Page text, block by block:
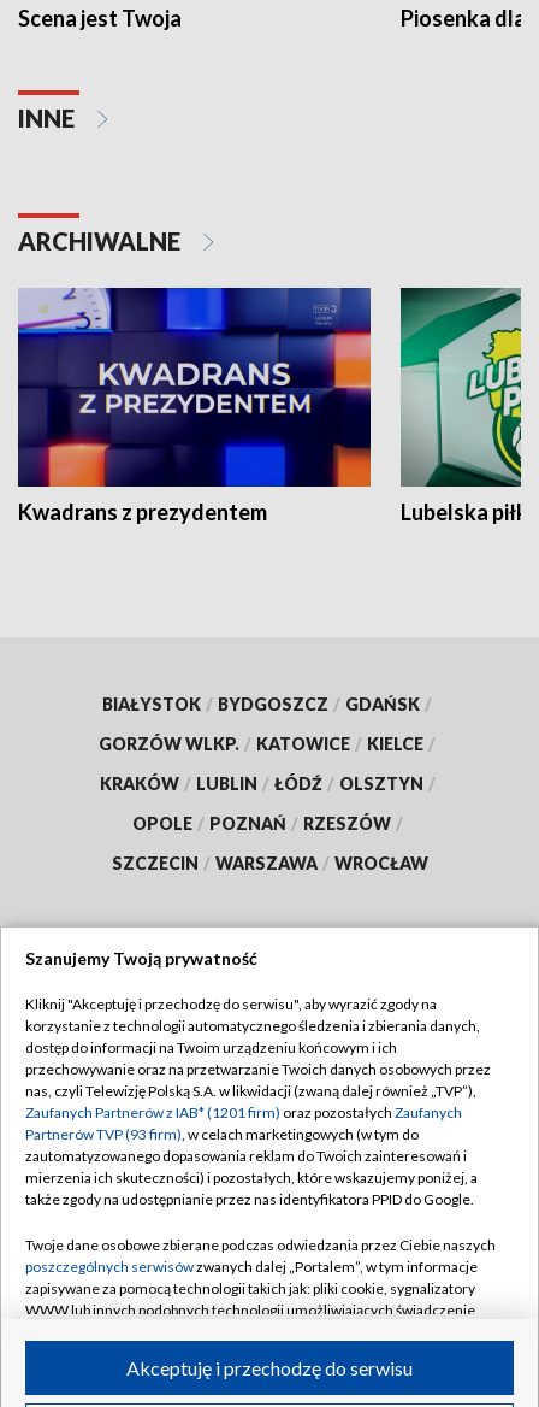
Scena jest Twoja Piosenka dla
INNE
ARCHIWALNE
Kwadrans z prezydentem Lubelska piłka
BIAŁYSTOK / BYDGOSZCZ / GDAŃSK /
GORZÓW WLKP. / KATOWICE / KIELCE /
KRAKÓW / LUBLIN / ŁÓDŹ / OLSZTYN /
OPOLE / POZNAŃ / RZESZÓW /
SZCZECIN / WARSZAWA / WROCŁAW
TVP
Abonament TVP
Emisja w TVP
Centrum informacji TVP
Naziemna Telewizja Cyfrowa
Rada Programowa
System NOS
Informacje o nadawcy
Program dla prasy
Regulamin TVP
Polityka prywatności
Moje zgody
Pomoc
Kontakt
Kanały
Szanujemy Twoją prywatność
Kliknij "Akceptuję i przechodzę do serwisu", aby wyrazić zgody na
korzystanie z technologii automatycznego śledzenia i zbierania danych,
dostęp do informacji na Twoim urządzeniu końcowym i ich
przechowywanie oraz na przetwarzanie Twoich danych osobowych przez
nas, czyli Telewizję Polską S.A. w likwidacji (zwaną dalej również „TVP”),
Zaufanych Partnerów z IAB* (1201 firm) oraz pozostałych Zaufanych
Partnerów TVP (93 firm), w celach marketingowych (w tym do
zautomatyzowanego dopasowania reklam do Twoich zainteresowań i
mierzenia ich skuteczności) i pozostałych, które wskazujemy poniżej, a
także zgody na udostępnianie przez nas identyfikatora PPID do Google.
Twoje dane osobowe zbierane podczas odwiedzania przez Ciebie naszych
poszczególnych serwisówzwanych dalej „Portalem”, w tym informacje
zapisywane za pomocą technologii takich jak: pliki cookie, sygnalizatory
WWW lub innych podobnych technologii umożliwiających świadczenie
ruchu w Internecie.Akceptuję i przechodzę do serwisu